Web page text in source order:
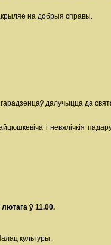
на добрыя справы.
далучыцца да
і невялічкія
лютага ў 11.00.
культуры.